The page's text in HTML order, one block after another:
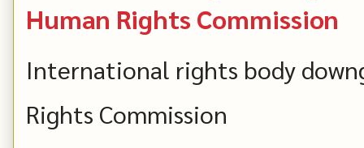
Human Rights Commission
International rights body
Rights Commission